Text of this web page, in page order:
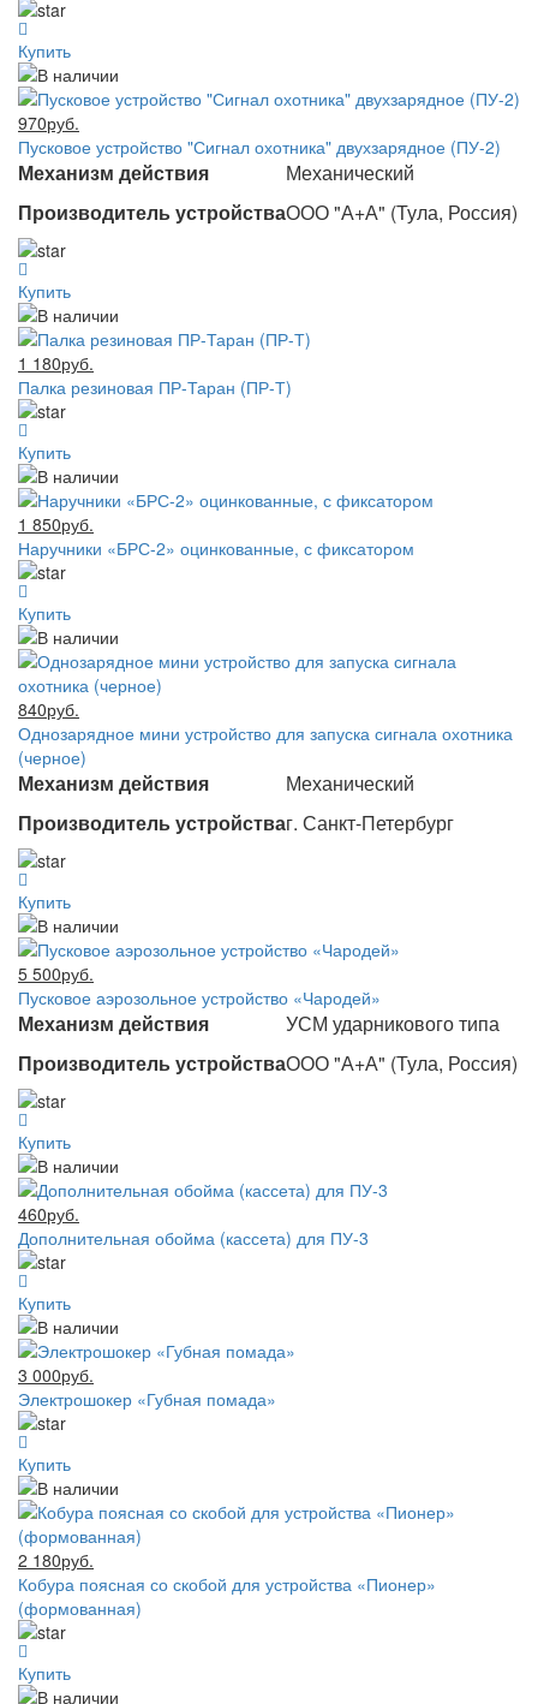
Купить
970руб.
Пусковое устройство "Сигнал охотника" двухзарядное (ПУ-2)
Механизм действия
Механический
Производитель устройстваООО "А+А" (Тула, Россия)
Купить
1 180руб.
Палка резиновая ПР-Таран (ПР-Т)
Купить
1 850руб.
Наручники «БРС-2» оцинкованные, с фиксатором
Купить
840руб.
Однозарядное мини устройство для запуска сигнала охотника
(черное)
Механизм действия
Механический
Производитель устройстваг. Санкт-Петербург
Купить
5 500руб.
Пусковое аэрозольное устройство «Чародей»
Механизм действия
УСМ ударникового типа
Производитель устройстваООО "А+А" (Тула, Россия)
Купить
460руб.
Дополнительная обойма (кассета) для ПУ-3
Купить
3 000руб.
Электрошокер «Губная помада»
Купить
2 180руб.
Кобура поясная со скобой для устройства «Пионер»
(формованная)
Купить